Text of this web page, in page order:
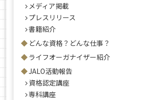
メディア掲載
プレスリリース
書籍紹介
どんな資格？どんな仕事？
ライフオーガナイザー紹介
JALO活動報告
資格認定講座
専科講座